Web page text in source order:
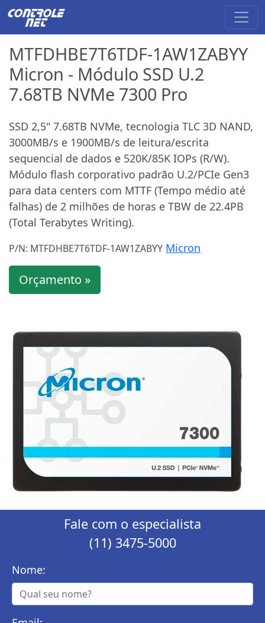
MTFDHBE7T6TDF-1AW1ZABYY
Micron - Módulo SSD U.2
7.68TB NVMe 7300 Pro
SSD 2,5" 7.68TB NVMe, tecnologia TLC 3D NAND,
3000MB/s e 1900MB/s de leitura/escrita
sequencial de dados e 520K/85K IOPs (R/W).
Módulo flash corporativo padrão U.2/PCIe Gen3
para data centers com MTTF (Tempo médio até
falhas) de 2 milhões de horas e TBW de 22.4PB
(Total Terabytes Writing).
P/N: MTFDHBE7T6TDF-1AW1ZABYY Micron
Orçamento »
Fale com o especialista
(11) 3475-5000
Nome: